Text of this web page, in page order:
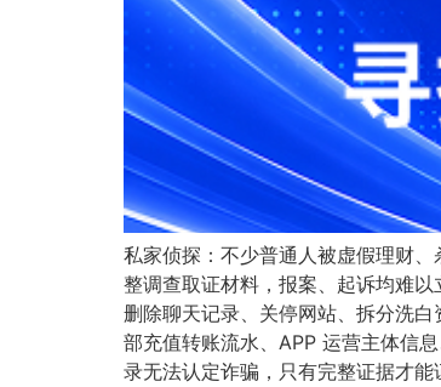
私家侦探：不少普通人被虚假理财
整调查取证材料，报案、起诉均难
删除聊天记录、关停网站、拆分洗
部充值转账流水、APP 运营主体信
录无法认定诈骗，只有完整证据才